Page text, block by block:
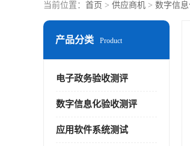
当前位置： 首页 > 供应商机 > 数字信
产品分类 Product
电子政务验收测评
数字信息化验收测评
应用软件系统测试